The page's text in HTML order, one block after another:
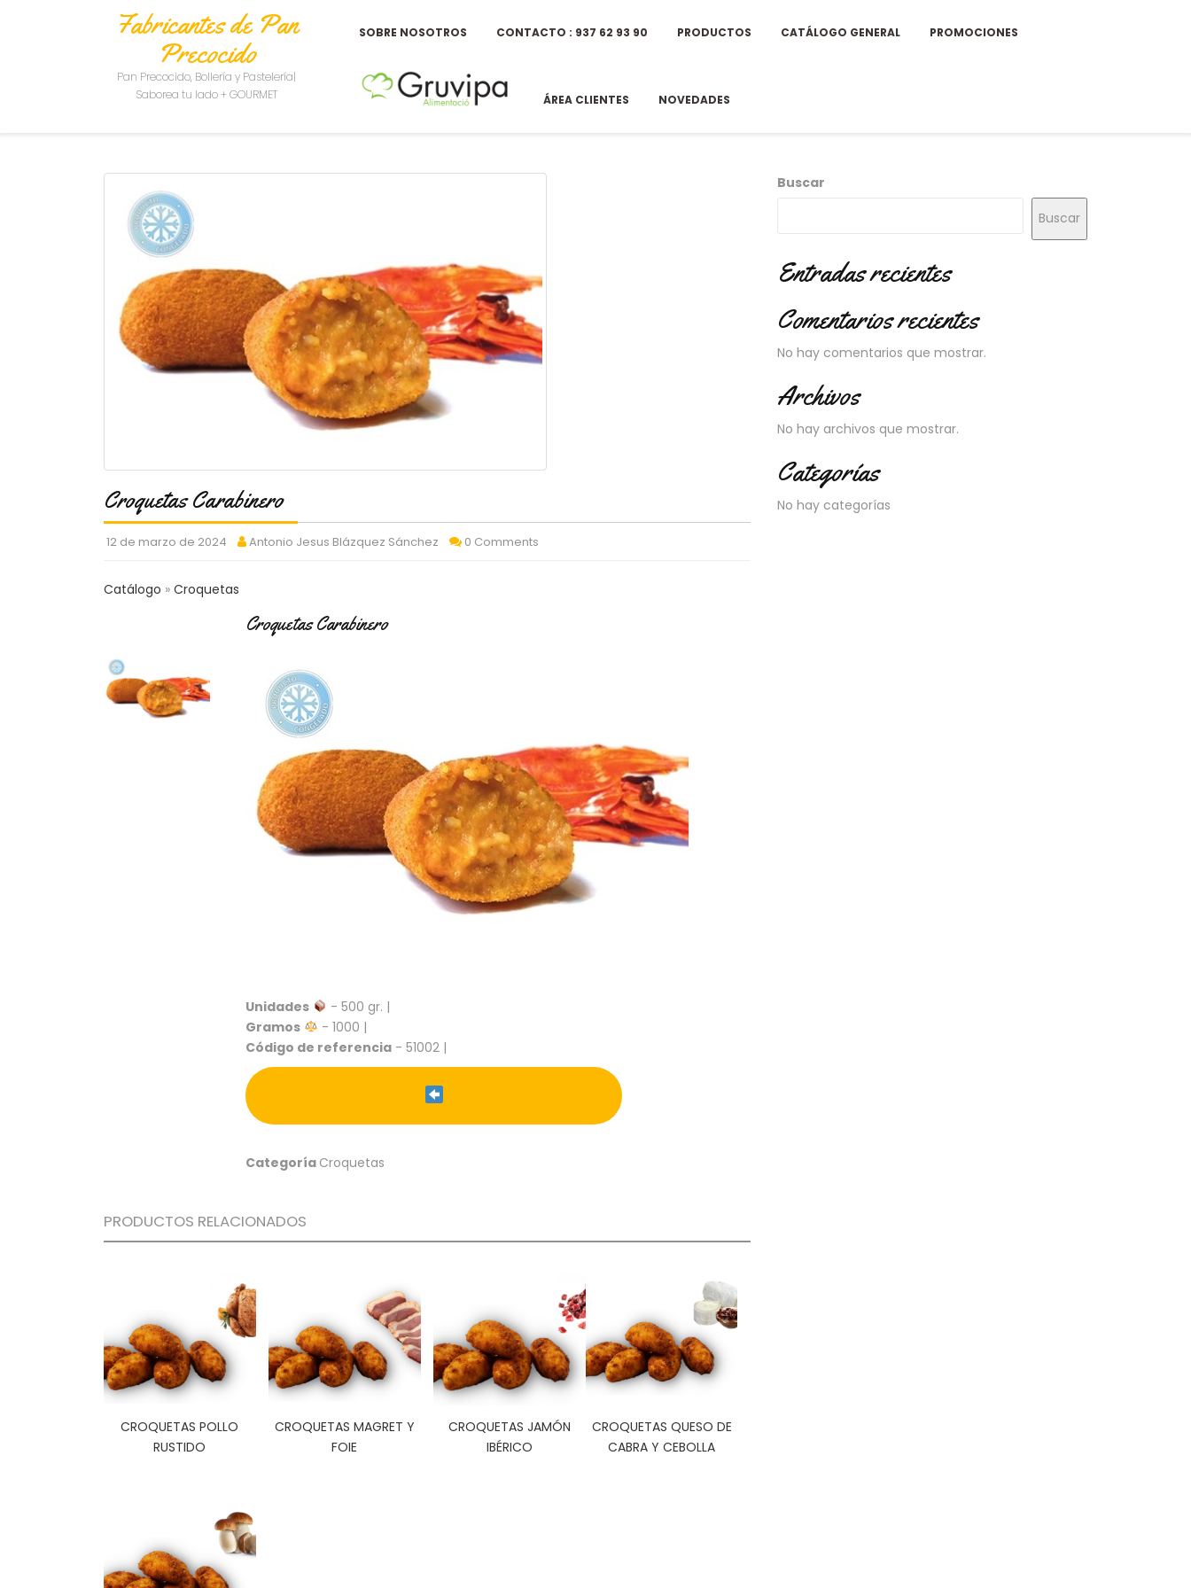
Fabricantes de Pan
Precocido
Pan Precocido, Bollería y Pastelería|
Saborea tu lado + GOURMET
SOBRE NOSOTROS CONTACTO : 937 62 93 90 PRODUCTOS CATÁLOGO GENERAL PROMOCIONES
ÁREA CLIENTES NOVEDADES
Croquetas Carabinero
12 de marzo de 2024 Antonio Jesus Blázquez Sánchez 0 Comments
Catálogo Croquetas
Croquetas Carabinero
Unidades
- 500 gr. |
Gramos
- 1000 |
Código de referencia - 51002 |
Categoría Croquetas
PRODUCTOS RELACIONADOS
CROQUETAS POLLO
RUSTIDO
CROQUETAS MAGRET Y
FOIE
CROQUETAS JAMÓN
IBÉRICO
CROQUETAS QUESO DE
CABRA Y CEBOLLA
Buscar
Buscar
Entradas recientes
Comentarios recientes
No hay comentarios que mostrar.
Archivos
No hay archivos que mostrar.
Categorías
No hay categorías